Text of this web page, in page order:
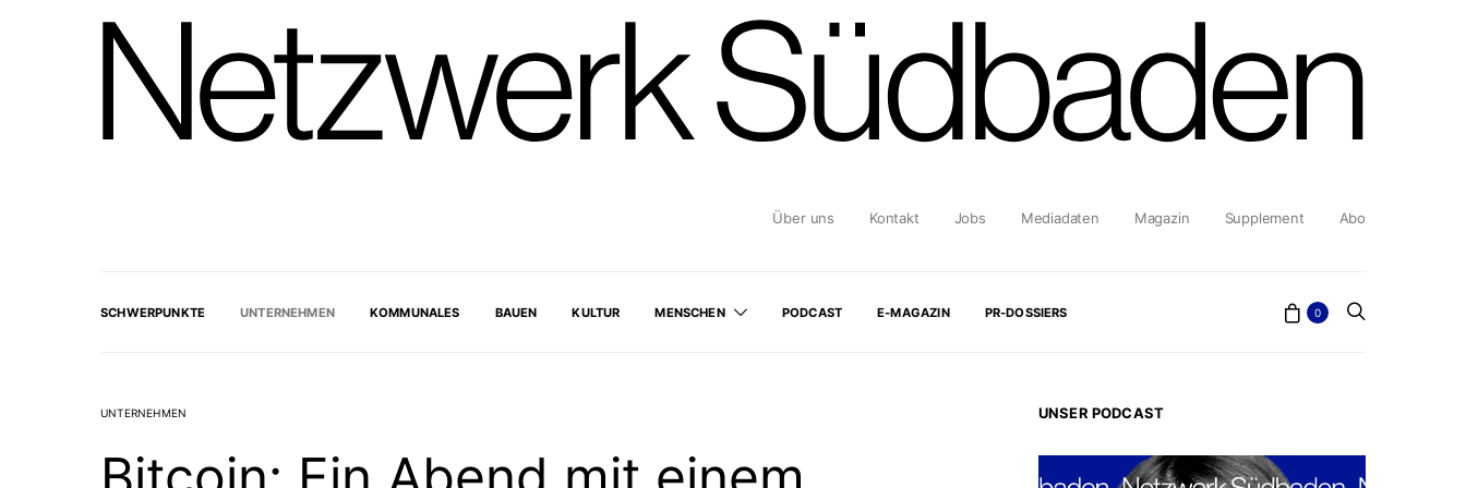
Über uns Kontakt Jobs Mediadaten Magazin Supplement Abo
SCHWERPUNKTE UNTERNEHMEN KOMMUNALES BAUEN KULTUR MENSCHEN PODCAST E-MAGAZIN PR-DOSSIERS 0
UNTERNEHMEN UNSER PODCAST